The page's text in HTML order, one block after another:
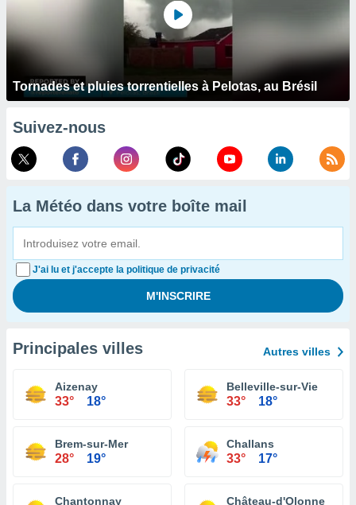
Tornades et pluies torrentielles à Pelotas, au Brésil
Suivez-nous
La Météo dans votre boîte mail
J'ai lu et j'accepte la politique de privacité
Principales villes Autres villes
Aizenay
33° 18°
Belleville-sur-Vie
33° 18°
Brem-sur-Mer
28° 19°
Challans
33° 17°
Chantonnay Château-d'Olonne